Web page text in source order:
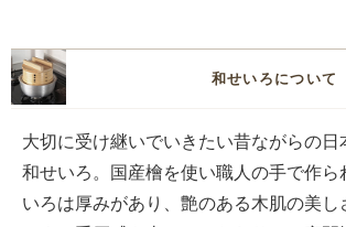
和せいろについて
大切に受け継いでいきたい昔ながらの日
和せいろ。国産檜を使い職人の手で作ら
いろは厚みがあり、艶のある木肌の美し